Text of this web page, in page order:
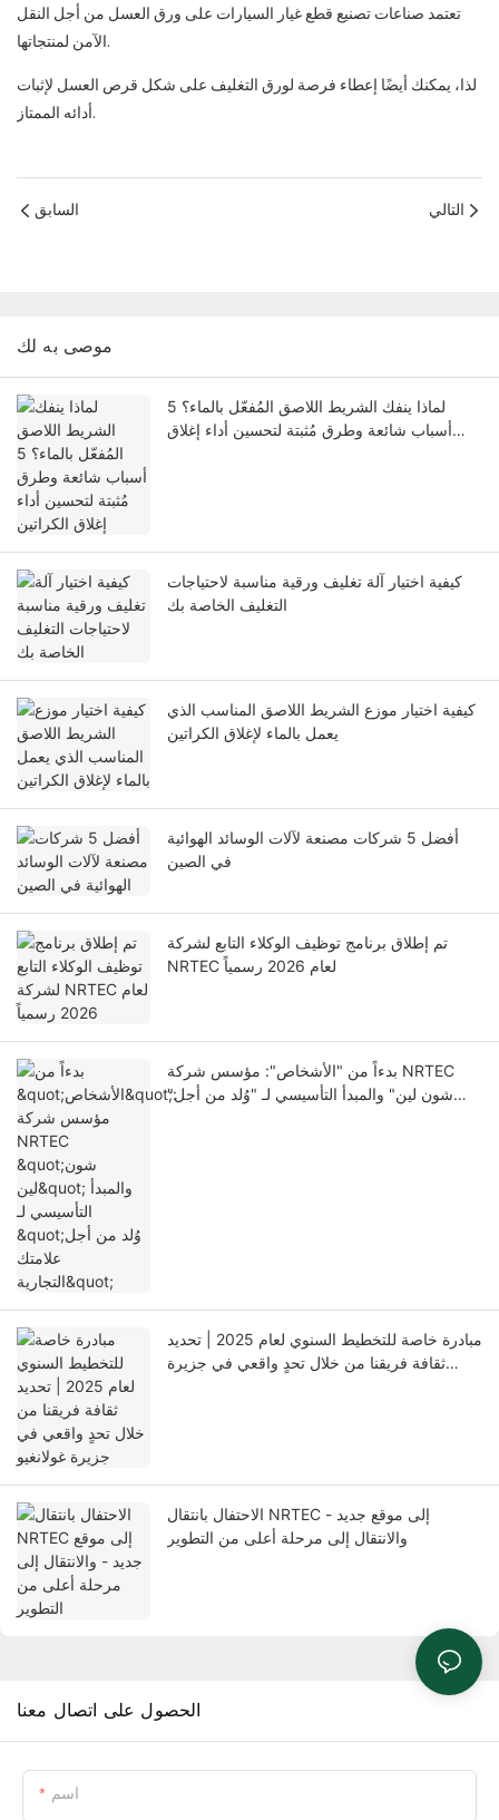
تعتمد صناعات تصنيع قطع غيار السيارات على ورق العسل من أجل النقل
الآمن لمنتجاتها.
لذا، يمكنك أيضًا إعطاء فرصة لورق التغليف على شكل قرص العسل لإثبات
أدائه الممتاز.
السابق التالي
موصى به لك
لماذا ينفك الشريط اللاصق المُفعّل بالماء؟ 5
أسباب شائعة وطرق مُثبتة لتحسين أداء إغلاق
كيفية اختيار آلة تغليف ورقية مناسبة لاحتياجات
التغليف الخاصة بك
كيفية اختيار موزع الشريط اللاصق المناسب الذي
يعمل بالماء لإغلاق الكراتين
أفضل 5 شركات مصنعة لآلات الوسائد الهوائية
في الصين
تم إطلاق برنامج توظيف الوكلاء التابع لشركة
NRTEC لعام 2026 رسمياً
بدءاً من "الأشخاص": مؤسس شركة NRTEC
"شون لين" والمبدأ التأسيسي لـ "وُلد من أجل
مبادرة خاصة للتخطيط السنوي لعام 2025 | تحديد
ثقافة فريقنا من خلال تحدٍ واقعي في جزيرة
الاحتفال بانتقال NRTEC إلى موقع جديد -
والانتقال إلى مرحلة أعلى من التطوير
الحصول على اتصال معنا
اسم